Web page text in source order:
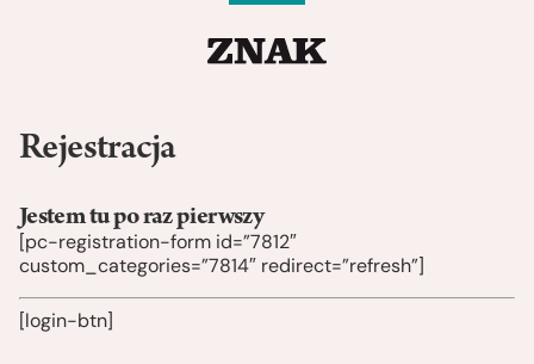
Rejestracja
Jestem tu po raz pierwszy
[pc-registration-form id=”7812″
custom_categories=”7814″ redirect=”refresh”]
[login-btn]